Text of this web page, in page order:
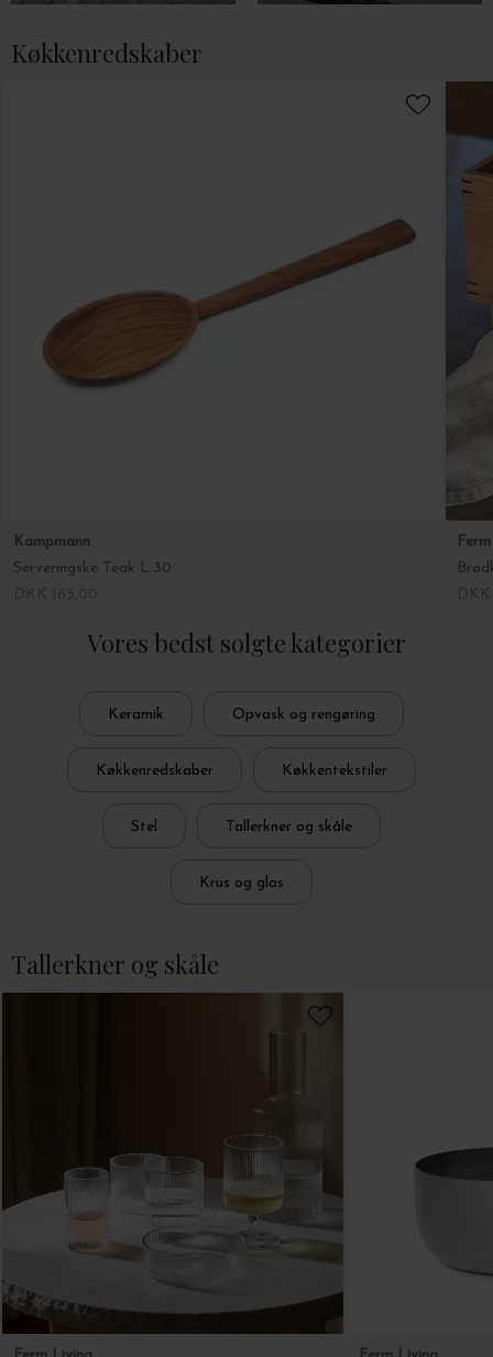
Køkkenredskaber
Kampmann
Serveringske Teak L:30
Vores bedst solgte kategorier
Keramik Opvask og rengøring
Køkkenredskaber Køkkentekstiler
Stel Tallerkner og skåle
Krus og glas
Tallerkner og skåle